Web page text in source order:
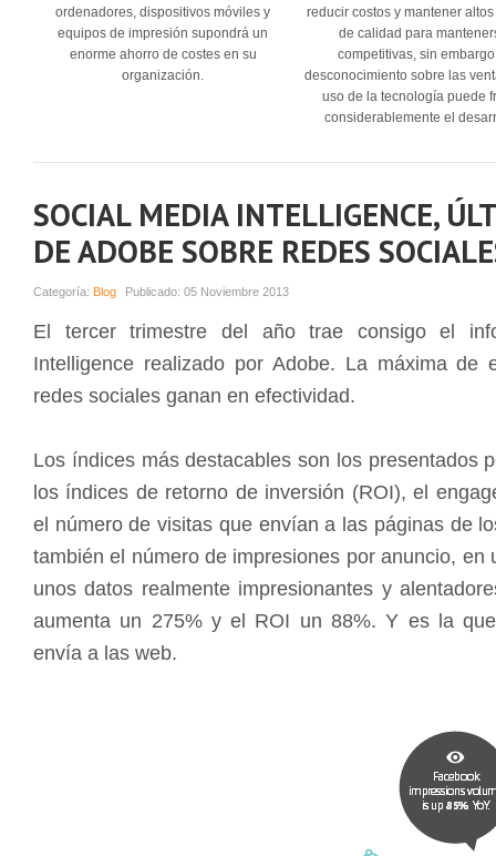
ordenadores, dispositivos móviles y
equipos de impresión supondrá un
enorme ahorro de costes en su
organización.
reducir costos y mantener
de calidad para
competitivas, sin
desconocimiento sobre las
uso de la tecnología puede
considerablemente el
SOCIAL MEDIA INTELLIGENCE,
DE ADOBE SOBRE REDES
Categoría: Blog Publicado: 05 Noviembre 2013
El tercer trimestre del año trae consigo el
Intelligence realizado por Adobe. La máxima de
redes sociales ganan en efectividad.
Los índices más destacables son los presentados
los índices de retorno de inversión (ROI), el
el número de visitas que envían a las páginas de
también el número de impresiones por anuncio, en
unos datos realmente impresionantes y
aumenta un 275% y el ROI un 88%. Y es la
envía a las web.